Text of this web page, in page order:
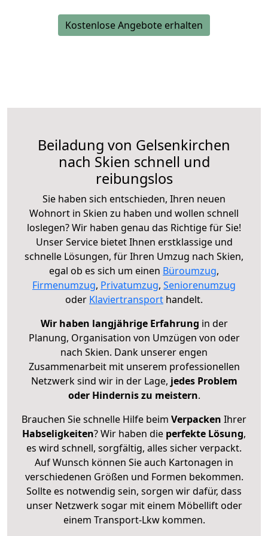
Kostenlose Angebote erhalten
Beiladung von Gelsenkirchen
nach Skien schnell und
reibungslos
Sie haben sich entschieden, Ihren neuen
Wohnort in Skien zu haben und wollen schnell
loslegen? Wir haben genau das Richtige für Sie!
Unser Service bietet Ihnen erstklassige und
schnelle Lösungen, für Ihren Umzug nach Skien,
egal ob es sich um einen Büroumzug,
Firmenumzug, Privatumzug, Seniorenumzug
oder Klaviertransport handelt.
Wir haben langjährige Erfahrung in der
Planung, Organisation von Umzügen von oder
nach Skien. Dank unserer engen
Zusammenarbeit mit unserem professionellen
Netzwerk sind wir in der Lage, jedes Problem
oder Hindernis zu meistern.
Brauchen Sie schnelle Hilfe beim Verpacken Ihrer
Habseligkeiten? Wir haben die perfekte Lösung,
es wird schnell, sorgfältig, alles sicher verpackt.
Auf Wunsch können Sie auch Kartonagen in
verschiedenen Größen und Formen bekommen.
Sollte es notwendig sein, sorgen wir dafür, dass
unser Netzwerk sogar mit einem Möbellift oder
einem Transport-Lkw kommen.